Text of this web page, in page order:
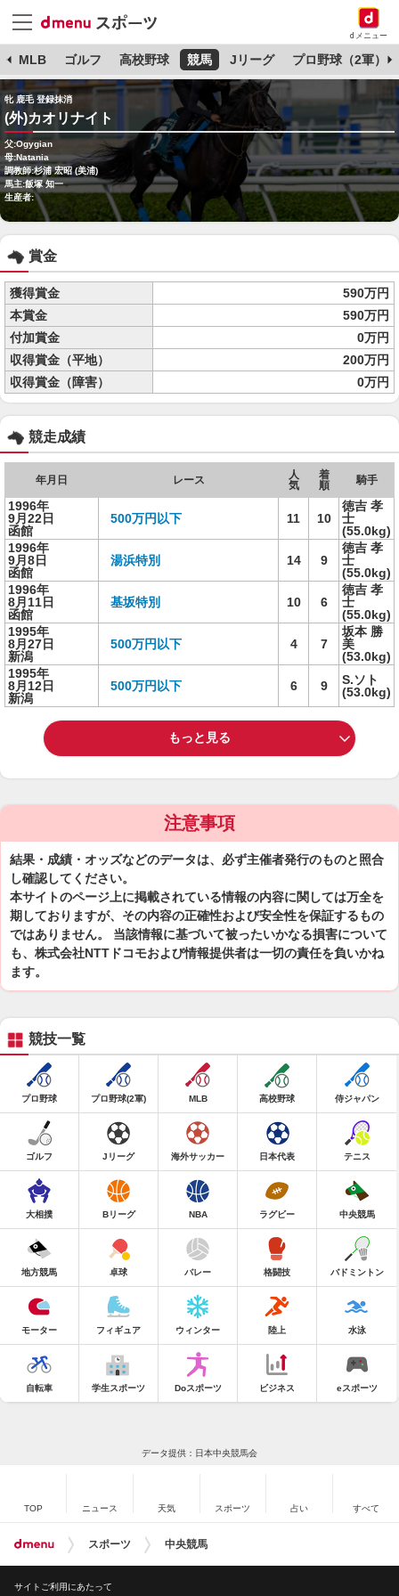
dメニュー
MLB ゴルフ 高校野球 競馬 Jリーグ プロ野球（2軍）
牝 鹿毛 登録抹消
(外)カオリナイト
父:Ogygian
母:Natania
調教師:杉浦 宏昭 (美浦)
馬主:飯塚 知一
生産者:
賞金
獲得賞金
590万円
本賞金
590万円
付加賞金
0万円
収得賞金（平地）
200万円
収得賞金（障害）
0万円
競走成績
年月日 レース
人
気
着
順
騎手
1996年
9月22日
函館
500万円以下 11 10
徳吉 孝
士
(55.0kg)
1996年
9月8日
函館
湯浜特別 14 9
徳吉 孝
士
(55.0kg)
1996年
8月11日
函館
基坂特別 10 6
徳吉 孝
士
(55.0kg)
1995年
8月27日
新潟
500万円以下 4 7
坂本 勝
美
(53.0kg)
1995年
8月12日
新潟
500万円以下 6 9
S.ソト
(53.0kg)
もっと見る
注意事項
結果・成績・オッズなどのデータは、必ず主催者発行のものと照合
し確認してください。
本サイトのページ上に掲載されている情報の内容に関しては万全を
期しておりますが、その内容の正確性および安全性を保証するもの
ではありません。 当該情報に基づいて被ったいかなる損害について
も、株式会社NTTドコモおよび情報提供者は一切の責任を負いかね
ます。
競技一覧
プロ野球 プロ野球(2軍) MLB 高校野球 侍ジャパン
ゴルフ Jリーグ 海外サッカー 日本代表 テニス
大相撲 Bリーグ NBA ラグビー 中央競馬
地方競馬 卓球 バレー 格闘技 バドミントン
モーター フィギュア ウィンター 陸上 水泳
自転車 学生スポーツ Doスポーツ ビジネス eスポーツ
データ提供：日本中央競馬会
TOP ニュース 天気 スポーツ 占い すべて
スポーツ 中央競馬
サイトご利用にあたって